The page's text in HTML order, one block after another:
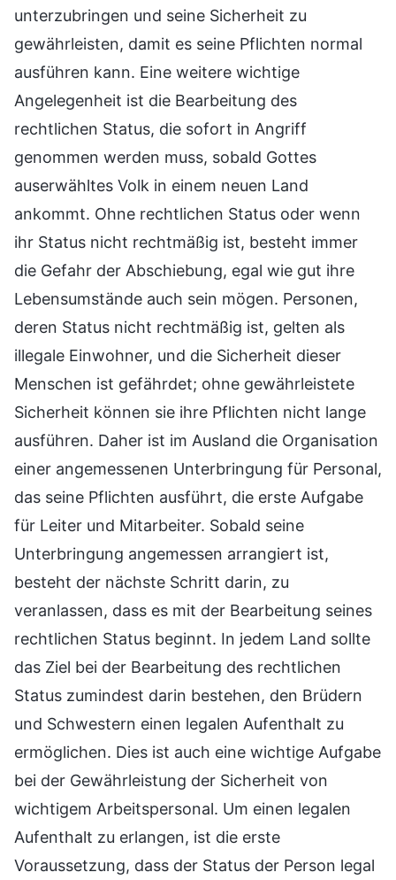
unterzubringen und seine Sicherheit zu
gewährleisten, damit es seine Pflichten normal
ausführen kann. Eine weitere wichtige
Angelegenheit ist die Bearbeitung des
rechtlichen Status, die sofort in Angriff
genommen werden muss, sobald Gottes
auserwähltes Volk in einem neuen Land
ankommt. Ohne rechtlichen Status oder wenn
ihr Status nicht rechtmäßig ist, besteht immer
die Gefahr der Abschiebung, egal wie gut ihre
Lebensumstände auch sein mögen. Personen,
deren Status nicht rechtmäßig ist, gelten als
illegale Einwohner, und die Sicherheit dieser
Menschen ist gefährdet; ohne gewährleistete
Sicherheit können sie ihre Pflichten nicht lange
ausführen. Daher ist im Ausland die Organisation
einer angemessenen Unterbringung für Personal,
das seine Pflichten ausführt, die erste Aufgabe
für Leiter und Mitarbeiter. Sobald seine
Unterbringung angemessen arrangiert ist,
besteht der nächste Schritt darin, zu
veranlassen, dass es mit der Bearbeitung seines
rechtlichen Status beginnt. In jedem Land sollte
das Ziel bei der Bearbeitung des rechtlichen
Status zumindest darin bestehen, den Brüdern
und Schwestern einen legalen Aufenthalt zu
ermöglichen. Dies ist auch eine wichtige Aufgabe
bei der Gewährleistung der Sicherheit von
wichtigem Arbeitspersonal. Um einen legalen
Aufenthalt zu erlangen, ist die erste
Voraussetzung, dass der Status der Person legal